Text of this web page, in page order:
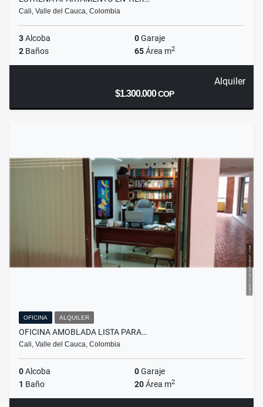
Cali, Valle del Cauca, Colombia
3Alcoba 0Garaje
2 Baños 65Área m2
Alquiler
$1.300.000COP
OFICINA ALQUILER
OFICINA AMOBLADA LISTA PARA…
Cali, Valle del Cauca, Colombia
0Alcoba 0Garaje
1 Baño 20Área m2